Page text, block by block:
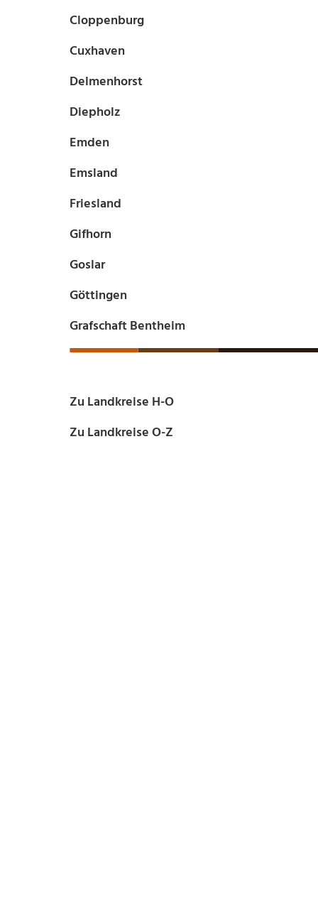
Cloppenburg
Cuxhaven
Delmenhorst
Diepholz
Emden
Emsland
Friesland
Gifhorn
Goslar
Göttingen
Grafschaft Bentheim
Zu Landkreise H-O
Zu Landkreise O-Z